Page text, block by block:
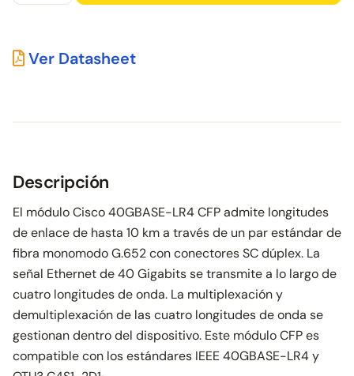
Ver Datasheet
Descripción
El módulo Cisco 40GBASE-LR4 CFP admite longitudes
de enlace de hasta 10 km a través de un par estándar de
fibra monomodo G.652 con conectores SC dúplex. La
señal Ethernet de 40 Gigabits se transmite a lo largo de
cuatro longitudes de onda. La multiplexación y
demultiplexación de las cuatro longitudes de onda se
gestionan dentro del dispositivo. Este módulo CFP es
compatible con los estándares IEEE 40GBASE-LR4 y